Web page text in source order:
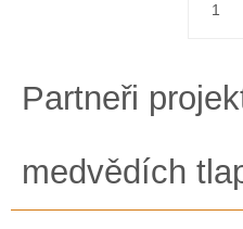
1
Partneři
medvědích